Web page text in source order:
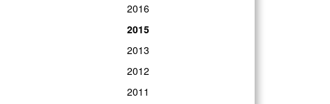
2016
2015
2013
2012
2011